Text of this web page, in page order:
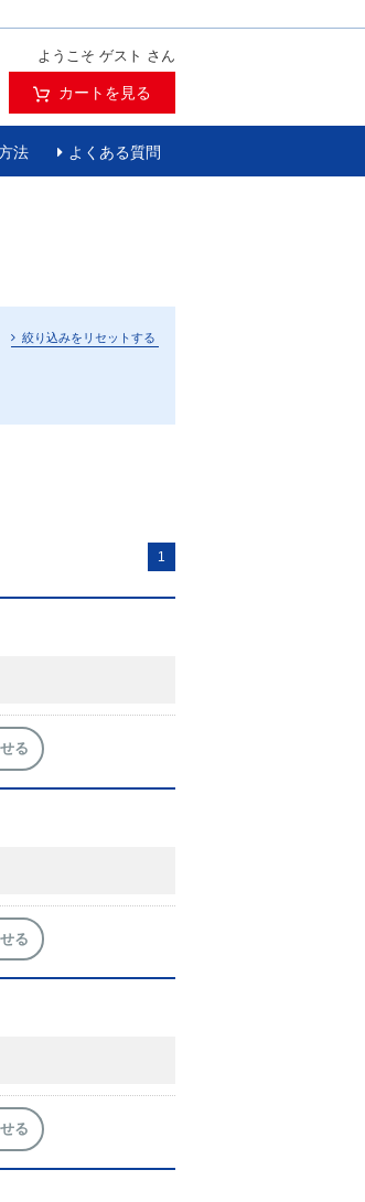
ようこそ ゲスト さん
カートを見る
法 よくある質問
絞り込みをリセットする
1
る
る
る